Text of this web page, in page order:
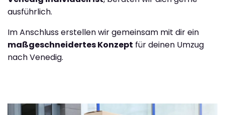
ausführlich.
Im Anschluss erstellen wir gemeinsam mit dir ein
maßgeschneidertes Konzept für deinen Umzug
nach Venedig.